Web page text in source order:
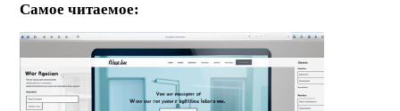
Самое читаемое: